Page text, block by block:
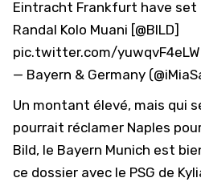
Eintracht Frankfurt have set
Randal Kolo Muani [@BILD]
pic.twitter.com/yuwqvF4eLW
— Bayern & Germany
Un montant élevé, mais qui
pourrait réclamer Naples
Bild, le Bayern Munich est
ce dossier avec le PSG de